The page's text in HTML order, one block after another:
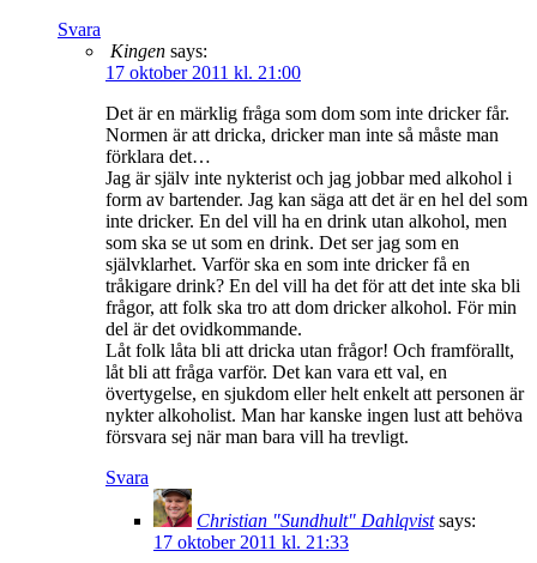
Svara
Kingen says:
17 oktober 2011 kl. 21:00
Det är en märklig fråga som dom som inte dricker får.
Normen är att dricka, dricker man inte så måste man
förklara det…
Jag är själv inte nykterist och jag jobbar med alkohol i
form av bartender. Jag kan säga att det är en hel del som
inte dricker. En del vill ha en drink utan alkohol, men
som ska se ut som en drink. Det ser jag som en
självklarhet. Varför ska en som inte dricker få en
tråkigare drink? En del vill ha det för att det inte ska bli
frågor, att folk ska tro att dom dricker alkohol. För min
del är det ovidkommande.
Låt folk låta bli att dricka utan frågor! Och framförallt,
låt bli att fråga varför. Det kan vara ett val, en
övertygelse, en sjukdom eller helt enkelt att personen är
nykter alkoholist. Man har kanske ingen lust att behöva
försvara sej när man bara vill ha trevligt.
Svara
Christian "Sundhult" Dahlqvist says:
17 oktober 2011 kl. 21:33